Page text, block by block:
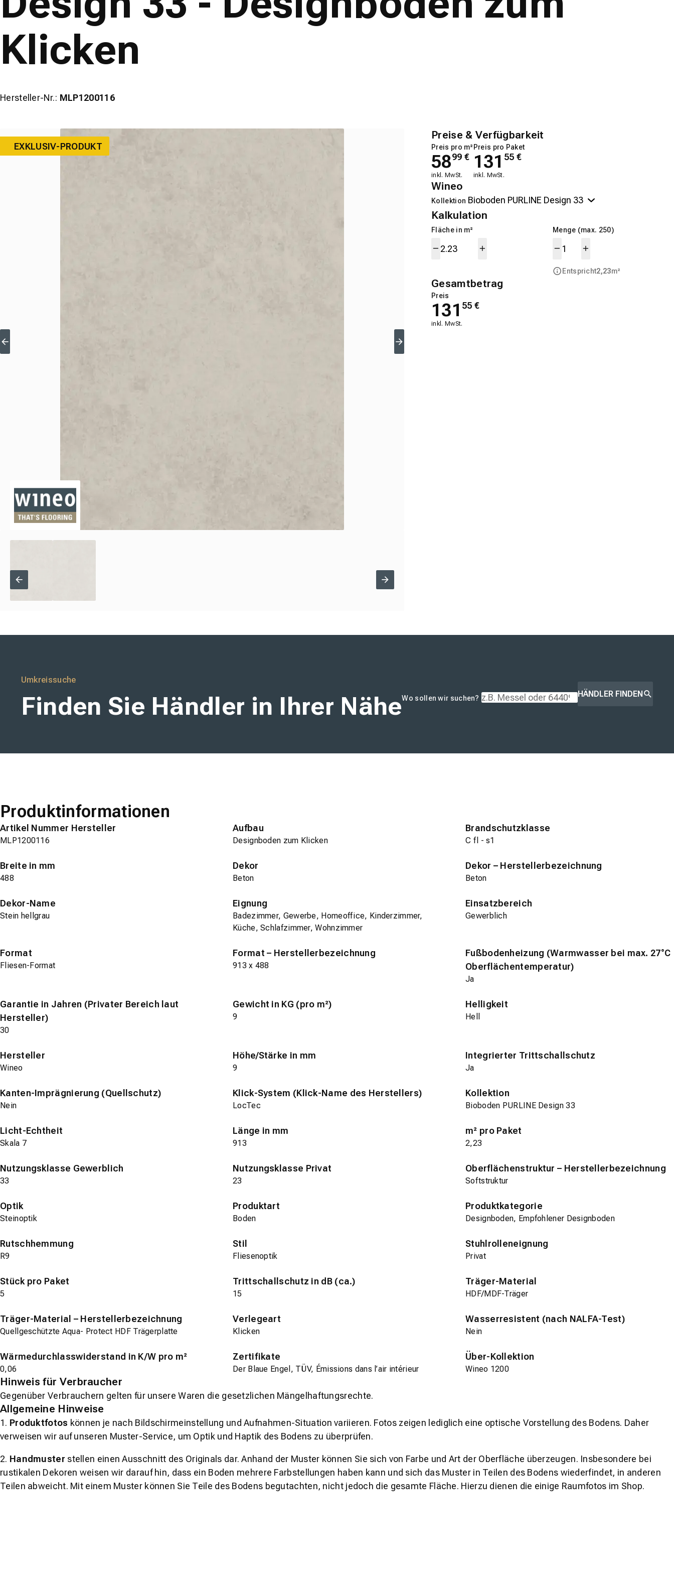
wineo
Klicken
Hersteller-Nr.: MLP1200116
EXKLUSIV-PRODUKT
Preise & Verfügbarkeit
Preis pro m²
5899 €
inkl. MwSt.
Preis pro Paket
131 55 €
inkl. MwSt.
Wineo
Kollektion
Kalkulation
Fläche in m² Menge (max. 250)
Entspricht2,23m²
Gesamtbetrag
Preis
131 55 €
inkl. MwSt.
Umkreissuche
Finden Sie Händler in Ihrer NäheWo sollen wir suchen? HÄNDLER FINDEN
Produktinformationen
Artikel Nummer Hersteller
MLP1200116
Aufbau
Designboden zum Klicken
Brandschutzklasse
C fl - s1
Breite in mm
488
Dekor
Beton
Dekor – Herstellerbezeichnung
Beton
Dekor-Name
Stein hellgrau
Eignung
Badezimmer, Gewerbe, Homeoffice, Kinderzimmer,
Küche, Schlafzimmer, Wohnzimmer
Einsatzbereich
Gewerblich
Format
Fliesen-Format
Format – Herstellerbezeichnung
913 x 488
Fußbodenheizung (Warmwasser bei max. 27°C
Oberflächentemperatur)
Ja
Garantie in Jahren (Privater Bereich laut
Hersteller)
30
Gewicht in KG (pro m²)
9
Helligkeit
Hell
Hersteller
Wineo
Höhe/Stärke in mm
9
Integrierter Trittschallschutz
Ja
Kanten-Imprägnierung (Quellschutz)
Nein
Klick-System (Klick-Name des Herstellers)
LocTec
Kollektion
Bioboden PURLINE Design 33
Licht-Echtheit
Skala 7
Länge in mm
913
m² pro Paket
2,23
Nutzungsklasse Gewerblich
33
Nutzungsklasse Privat
23
Oberflächenstruktur – Herstellerbezeichnung
Softstruktur
Optik
Steinoptik
Produktart
Boden
Produktkategorie
Designboden, Empfohlener Designboden
Rutschhemmung
R9
Stil
Fliesenoptik
Stuhlrolleneignung
Privat
Stück pro Paket
5
Trittschallschutz in dB (ca.)
15
Träger-Material
HDF/MDF-Träger
Träger-Material – Herstellerbezeichnung
Quellgeschützte Aqua- Protect HDF Trägerplatte
Verlegeart
Klicken
Wasserresistent (nach NALFA-Test)
Nein
Wärmedurchlasswiderstand in K/W pro m²
0,06
Zertifikate
Der Blaue Engel, TÜV, Émissions dans l’air intérieur
Über-Kollektion
Wineo 1200
Hinweis für Verbraucher
Gegenüber Verbrauchern gelten für unsere Waren die gesetzlichen Mängelhaftungsrechte.
Allgemeine Hinweise
1. Produktfotos können je nach Bildschirmeinstellung und Aufnahmen-Situation variieren. Fotos zeigen lediglich eine optische Vorstellung des Bodens. Daher
verweisen wir auf unseren Muster-Service, um Optik und Haptik des Bodens zu überprüfen.
2. Handmuster stellen einen Ausschnitt des Originals dar. Anhand der Muster können Sie sich von Farbe und Art der Oberfläche überzeugen. Insbesondere bei
rustikalen Dekoren weisen wir darauf hin, dass ein Boden mehrere Farbstellungen haben kann und sich das Muster in Teilen des Bodens wiederfindet, in anderen
Teilen abweicht. Mit einem Muster können Sie Teile des Bodens begutachten, nicht jedoch die gesamte Fläche. Hierzu dienen die einige Raumfotos im Shop.